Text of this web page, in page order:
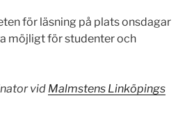
för läsning på plats onsdagar
möjligt för studenter och
vid Malmstens Linköpings